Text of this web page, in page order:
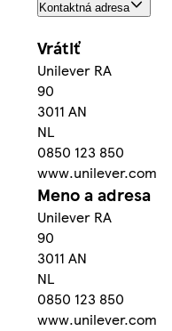
Kontaktná adresa
Vrátiť
Unilever RA
90
3011 AN
NL
0850 123 850
www.unilever.com
Meno a adresa
Unilever RA
90
3011 AN
NL
0850 123 850
www.unilever.com